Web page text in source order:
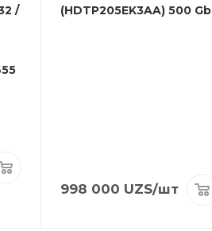
/
/шт
(HDTP205EK3AA) 500 Gb
998 000 UZS/шт